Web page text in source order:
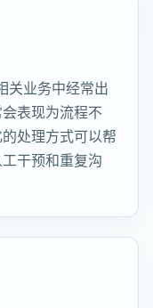
关业务中经常出
表现为流程不
处理方式可以帮
干预和重复沟